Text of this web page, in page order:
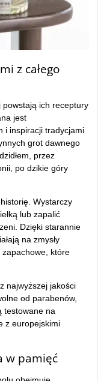
z całego
powstają ich receptury
jest
i inspiracji tradycjami
grot dawnego
przez
po dzikie góry
Wystarczy
lub zapalić
Dzięki starannie
na zmysły
zapachowe, które
najwyższej jakości
od parabenów,
testowane na
z europejskimi
w pamięć